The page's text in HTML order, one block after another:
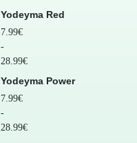
Yodeyma Red
7.99€
-
28.99€
Yodeyma Power
7.99€
-
28.99€